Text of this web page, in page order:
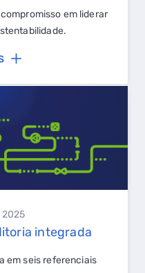
em liderar
2025
integrada
em seis referenciais